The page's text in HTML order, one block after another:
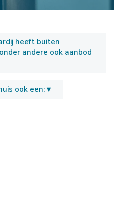
heeft buiten
andere ook aanbod
ook een: ▾